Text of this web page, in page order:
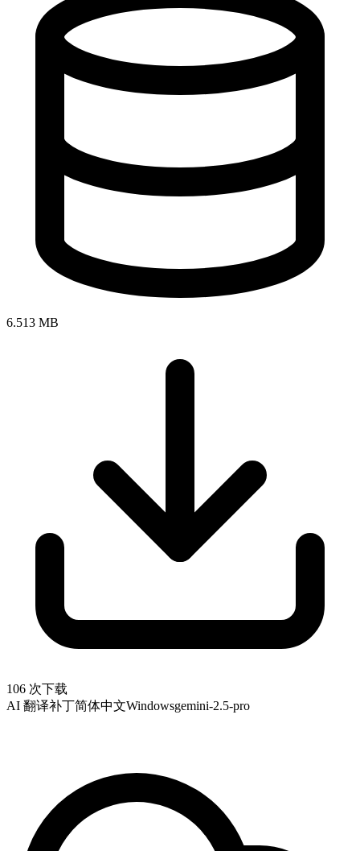
6.513 MB
106 次下载
AI 翻译补丁简体中文Windowsgemini-2.5-pro